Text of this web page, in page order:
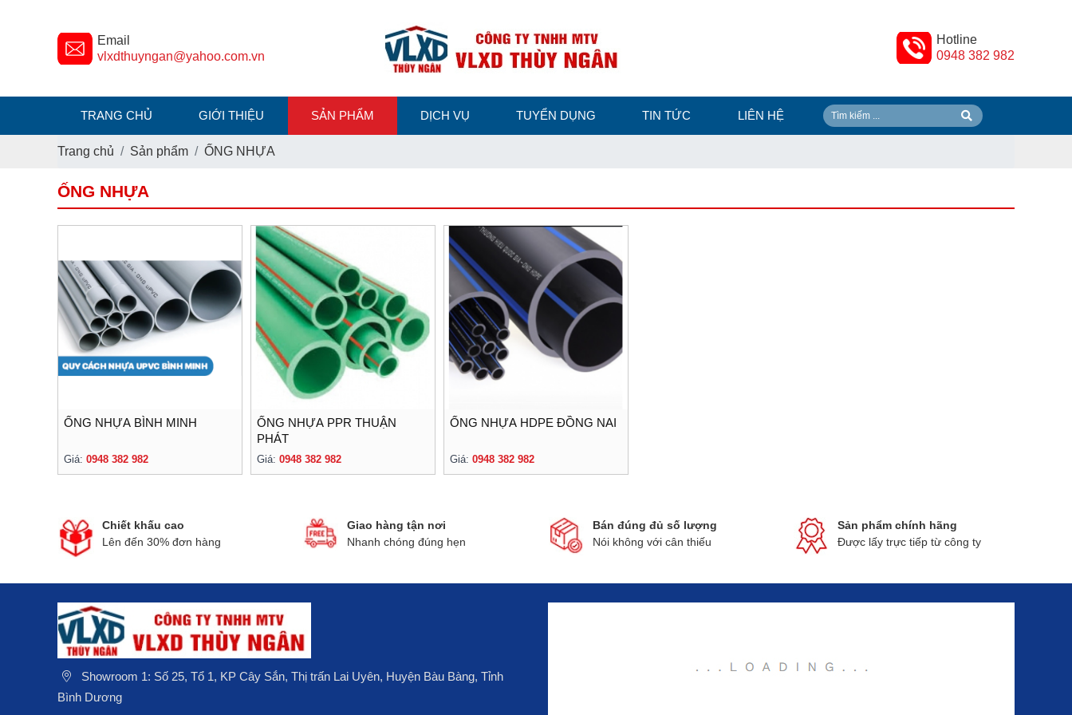
Email
vlxdthuyngan@yahoo.com.vn
Hotline
0948 382 982
TRANG CHỦ GIỚI THIỆU SẢN PHẨM DỊCH VỤ TUYỂN DỤNG TIN TỨC LIÊN HỆ
Trang chủ Sản phẩm ỐNG NHỰA
ỐNG NHỰA
ỐNG NHỰA BÌNH MINH
Giá: 0948 382 982
ỐNG NHỰA PPR THUẬN
PHÁT
Giá: 0948 382 982
ỐNG NHỰA HDPE ĐỒNG NAI
Giá: 0948 382 982
Chiết khấu cao
Lên đến 30% đơn hàng
Giao hàng tận nơi
Nhanh chóng đúng hẹn
Bán đúng đủ số lượng
Nói không với cân thiếu
Sản phẩm chính hãng
Được lấy trực tiếp từ công ty
Showroom 1: Số 25, Tổ 1, KP Cây Sắn, Thị trấn Lai Uyên, Huyện Bàu Bàng, Tỉnh
Bình Dương